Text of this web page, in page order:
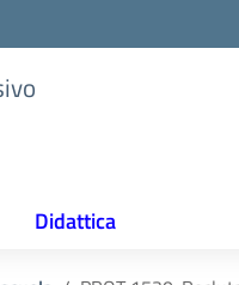
Didattica